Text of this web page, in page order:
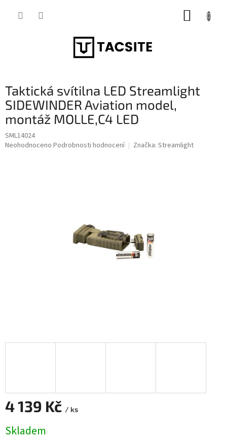
Taktická svítilna LED Streamlight
SIDEWINDER Aviation model,
montáž MOLLE,C4 LED
SML14024
Průměrné
Neohodnoceno Podrobnosti hodnocení Značka: Streamlight
4 139 Kč / ks
cena:
Skladem